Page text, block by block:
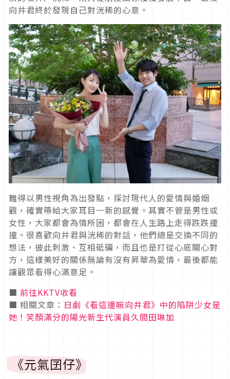
向井君終於發現自己對洸稀的心意。
難得以男性視角為出發點，探討現代人的愛情與婚姻
觀，確實帶給大家耳目一新的感覺。其實不管是男性或
女性，大家都會為情所困，都會在人生路上走得跌跌撞
撞。很喜歡向井君與洸稀的對話，他們總是交換不同的
想法，彼此刺激、互相砥礪，而且也是打從心底關心對
方，這樣美好的關係無論有沒有昇華為愛情，最後都能
讓觀眾看得心滿意足。
■ 前往KKTV收看
■ 相關文章： 日劇《看這邊嘛向井君》中的陷阱少女是
她！笑顏滿分的陽光新生代演員久間田琳加
《元氣囝仔》